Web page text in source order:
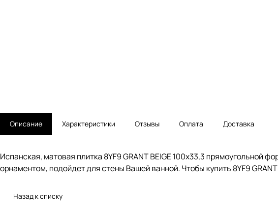
Описание Характеристики Отзывы Оплата Доставка
Испанская, матовая плитка 8YF9 GRANT BEIGE 100x33,3 прямоугольной
орнаментом, подойдет для стены Вашей ванной. Чтобы купить 8YF9
Назад к списку